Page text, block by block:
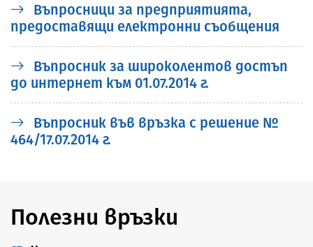
Въпросници за предприятията,
предоставящи електронни съобщения
Въпросник за широколентов достъп
до интернет към 01.07.2014 г.
Въпросник във връзка с решение №
464/17.07.2014 г.
Полезни връзки